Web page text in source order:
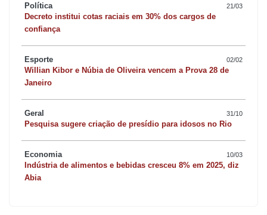
Política 21/03
Decreto institui cotas raciais em 30% dos cargos de
confiança
Esporte 02/02
Willian Kibor e Núbia de Oliveira vencem a Prova 28 de
Janeiro
Geral 31/10
Pesquisa sugere criação de presídio para idosos no Rio
Economia 10/03
Indústria de alimentos e bebidas cresceu 8% em 2025, diz
Abia